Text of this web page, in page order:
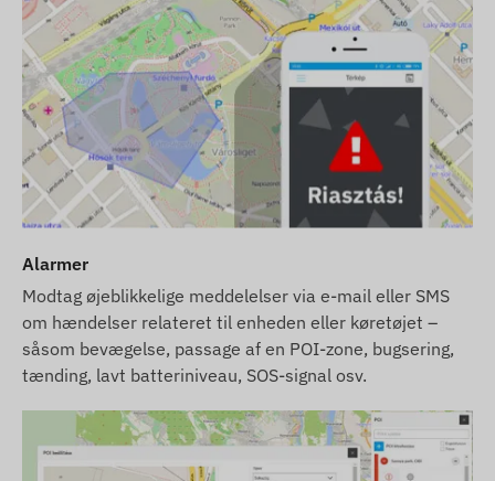
Alarmer
Modtag øjeblikkelige meddelelser via e-mail eller SMS
om hændelser relateret til enheden eller køretøjet –
såsom bevægelse, passage af en POI-zone, bugsering,
tænding, lavt batteriniveau, SOS-signal osv.